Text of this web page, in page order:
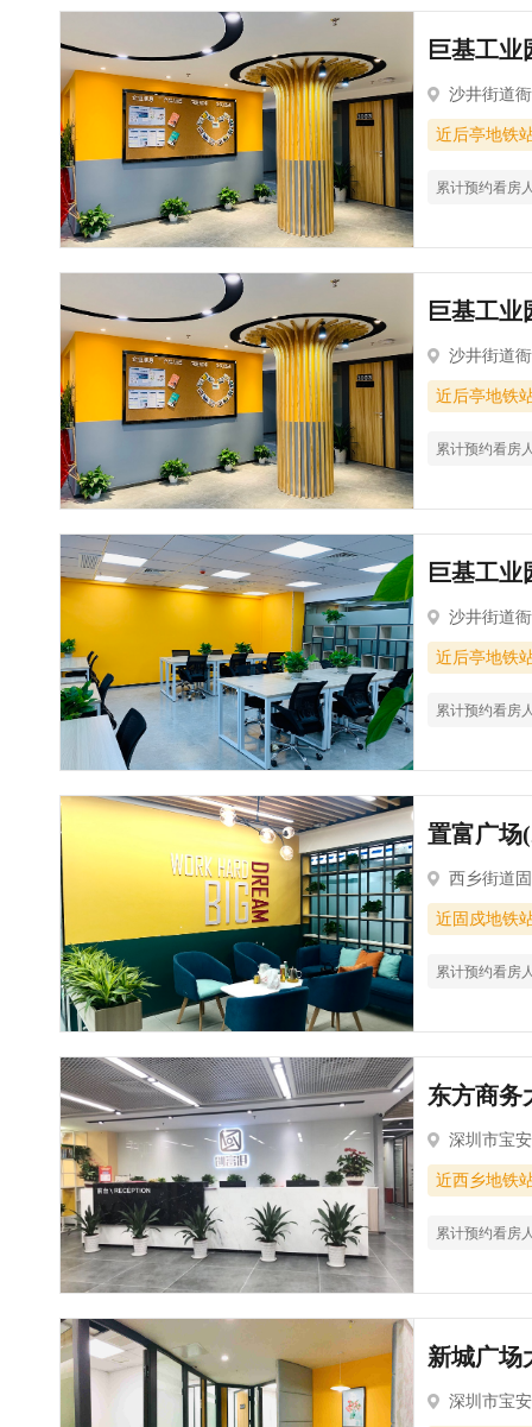
巨基工业
沙井街道
近后亭地铁
累计预约看房
巨基工业
沙井街道
近后亭地铁
累计预约看房
巨基工业
沙井街道
近后亭地铁
累计预约看房
置富广场
西乡街道
近固戍地铁
累计预约看房
东方商务
深圳市宝
近西乡地铁
累计预约看房
新城广场
深圳市宝